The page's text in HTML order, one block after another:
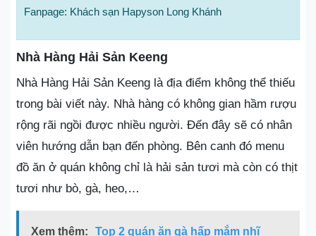
Fanpage: Khách sạn Hapyson Long Khánh
Nhà Hàng Hải Sản Keeng
Nhà Hàng Hải Sản Keeng là địa điểm không thể thiếu
trong bài viết này. Nhà hàng có không gian hầm rượu
rộng rãi ngồi được nhiều người. Đến đây sẽ có nhân
viên hướng dẫn bạn đến phòng. Bên canh đó menu
đồ ăn ở quán không chỉ là hải sản tươi mà còn có thịt
tươi như bò, gà, heo,…
Xem thêm:
Top 2 quán ăn gà hấp mắm nhĩ